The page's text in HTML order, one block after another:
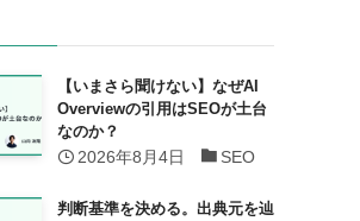
【いまさら聞けない】なぜAI
Overviewの引用はSEOが土台
なのか？
2026年8月4日 SEO
判断基準を決める。出典元を辿